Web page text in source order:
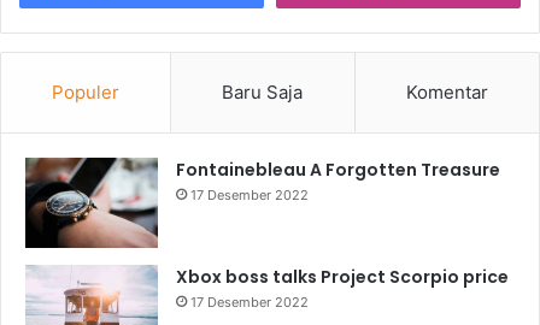
Populer Baru Saja Komentar
Fontainebleau A Forgotten Treasure
17 Desember 2022
Xbox boss talks Project Scorpio price
17 Desember 2022